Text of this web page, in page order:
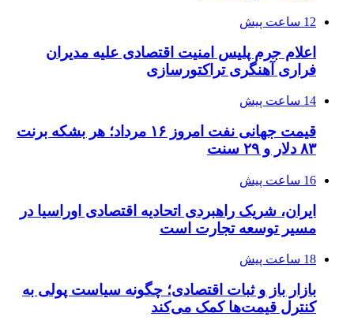
12 ساعت پیش
اعلام جرم پلیس امنیت اقتصادی علیه مدیران
فراری آهنگری تراکتورسازی
14 ساعت پیش
قیمت جهانی نفت امروز ۱۶ مرداد؛ هر بشکه برنت
۸۳ دلار و ۲۹ سنت
16 ساعت پیش
ایران، شریک راهبردی اتحادیه اقتصادی اوراسیا در
مسیر توسعه تجارت است
18 ساعت پیش
بازار باز و ثبات اقتصادی؛ چگونه سیاست پولی به
کنترل قیمت‌ها کمک می‌کند